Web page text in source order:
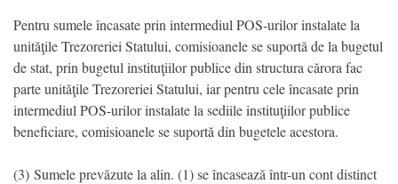
Pentru sumele încasate prin intermediul POS-urilor instalate la
unităţile Trezoreriei Statului, comisioanele se suportă de la bugetul
de stat, prin bugetul instituţiilor publice din structura cărora fac
parte unităţile Trezoreriei Statului, iar pentru cele încasate prin
intermediul POS-urilor instalate la sediile instituţiilor publice
beneficiare, comisioanele se suportă din bugetele acestora.
(3) Sumele prevăzute la alin. (1) se încasează într-un cont distinct